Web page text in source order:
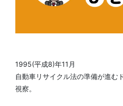
1995(平成8)年11月
自動車リサイクル法の準備が進む
視察。